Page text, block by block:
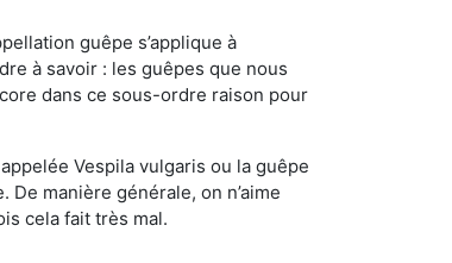
guêpe s’applique à
à savoir : les guêpes que nous
dans ce sous-ordre raison pour
Vespila vulgaris ou la guêpe
manière générale, on n’aime
cela fait très mal.